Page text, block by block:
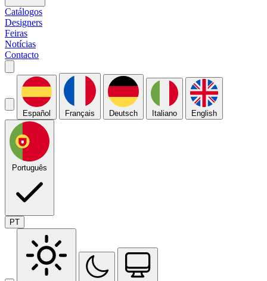
Catálogos
Designers
Feiras
Notícias
Contacto
Español Français Deutsch Italiano English
Português
PT